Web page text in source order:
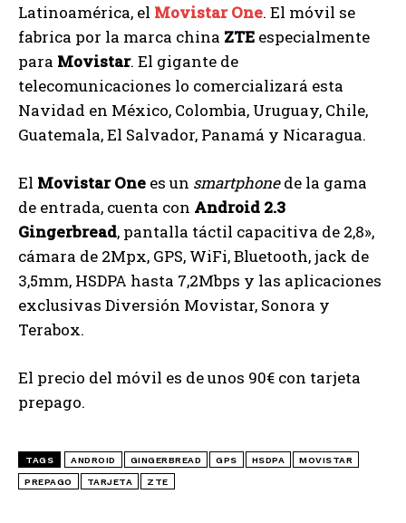
Latinoamérica, el Movistar One. El móvil se
fabrica por la marca china ZTE especialmente
para Movistar. El gigante de
telecomunicaciones lo comercializará esta
Navidad en México, Colombia, Uruguay, Chile,
Guatemala, El Salvador, Panamá y Nicaragua.
El Movistar One es un smartphonede la gama
de entrada, cuenta con Android 2.3
Gingerbread, pantalla táctil capacitiva de 2,8»,
cámara de 2Mpx, GPS, WiFi, Bluetooth, jack de
3,5mm, HSDPA hasta 7,2Mbps y las aplicaciones
exclusivas Diversión Movistar, Sonora y
Terabox.
El precio del móvil es de unos 90€ con tarjeta
prepago.
TAGS ANDROID GINGERBREAD GPS HSDPA MOVISTAR
PREPAGO TARJETA ZTE